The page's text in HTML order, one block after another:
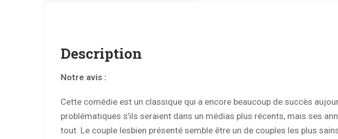
Description
Notre avis :
Cette comédie est un classique qui a encore beaucoup de succès
problématiques s’ils seraient dans un médias plus récents, mais ses
tout. Le couple lesbien présenté semble être un de couples les plus